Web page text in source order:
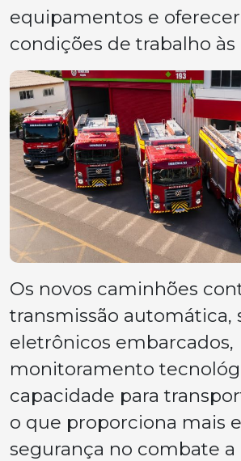
equipamentos e
condições de trabalho às
Os novos caminhões
transmissão automática,
eletrônicos embarcados,
monitoramento
capacidade para
o que proporciona mais
segurança no combate